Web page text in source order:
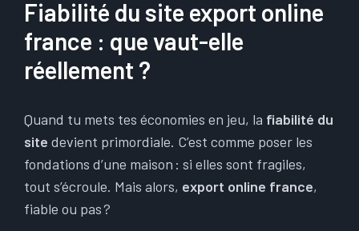
Fiabilité du site export online
france : que vaut-elle
réellement ?
Quand tu mets tes économies en jeu, la fiabilité du
site devient primordiale. C’est comme poser les
fondations d’une maison : si elles sont fragiles,
tout s’écroule. Mais alors, export online france,
fiable ou pas ?